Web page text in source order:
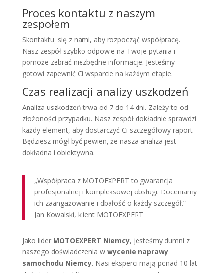
Proces kontaktu z naszym
zespołem
Skontaktuj się z nami, aby rozpocząć współpracę.
Nasz zespół szybko odpowie na Twoje pytania i
pomoże zebrać niezbędne informacje. Jesteśmy
gotowi zapewnić Ci wsparcie na każdym etapie.
Czas realizacji analizy uszkodzeń
Analiza uszkodzeń trwa od 7 do 14 dni. Zależy to od
złożoności przypadku. Nasz zespół dokładnie sprawdzi
każdy element, aby dostarczyć Ci szczegółowy raport.
Będziesz mógł być pewien, że nasza analiza jest
dokładna i obiektywna.
„Współpraca z MOTOEXPERT to gwarancja
profesjonalnej i kompleksowej obsługi. Doceniamy
ich zaangażowanie i dbałość o każdy szczegół.” –
Jan Kowalski, klient MOTOEXPERT
Jako lider MOTOEXPERT Niemcy, jesteśmy dumni z
naszego doświadczenia w wycenie naprawy
samochodu Niemcy. Nasi eksperci mają ponad 10 lat